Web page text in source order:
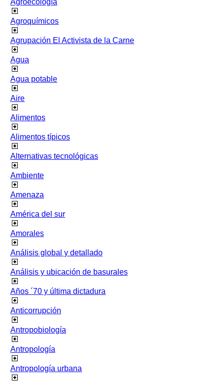
Agroecología
Agroquímicos
Agrupación El Activista de la Carne
Agua
Agua potable
Aire
Alimentos
Alimentos típicos
Alternativas tecnológicas
Ambiente
Amenaza
América del sur
Amorales
Análisis global y detallado
Análisis y ubicación de basurales
Años ´70 y última dictadura
Anticorrupción
Antropobiología
Antropología
Antropología urbana